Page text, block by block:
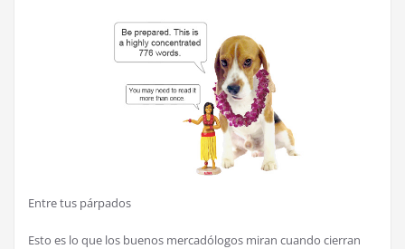
Entre tus párpados
Esto es lo que los buenos mercadólogos miran cuando cierran